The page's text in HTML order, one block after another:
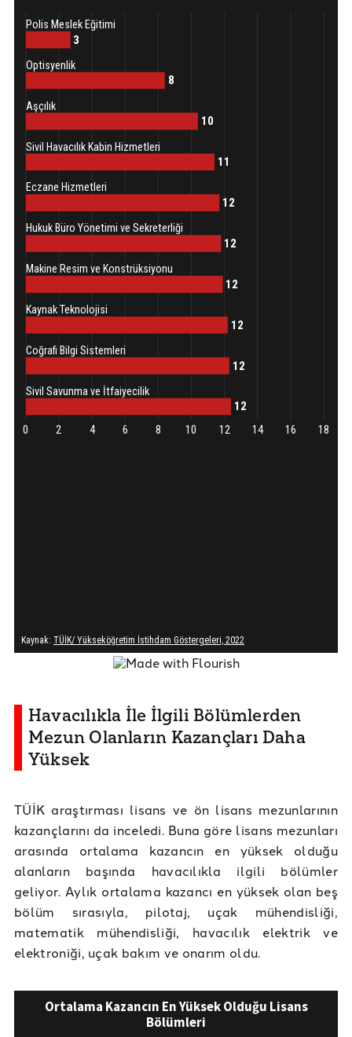
Havacılıkla İle İlgili Bölümlerden
Mezun Olanların Kazançları Daha
Yüksek
TÜİK araştırması lisans ve ön lisans mezunlarının
kazançlarını da inceledi. Buna göre lisans mezunları
arasında ortalama kazancın en yüksek olduğu
alanların başında havacılıkla ilgili bölümler
geliyor. Aylık ortalama kazancı en yüksek olan beş
bölüm sırasıyla, pilotaj, uçak mühendisliği,
matematik mühendisliği, havacılık elektrik ve
elektroniği, uçak bakım ve onarım oldu.